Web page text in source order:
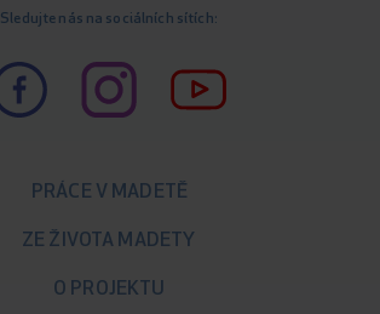
Sledujte nás na sociálních sítích:
PRÁCE V MADETĚ
ZE ŽIVOTA MADETY
O PROJEKTU